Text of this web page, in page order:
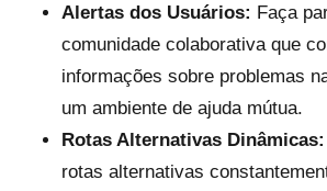
Alertas dos Usuários: Faça
comunidade colaborativa que
informações sobre problemas
um ambiente de ajuda mútua.
Rotas Alternativas Dinâmicas:
rotas alternativas